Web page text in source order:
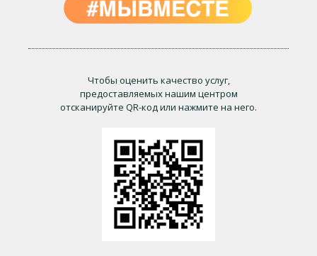
Чтобы оценить качество услуг,
предоставляемых нашим центром
отсканируйте QR-код или нажмите на него.